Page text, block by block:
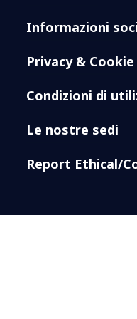
Informazioni
Privacy &
Condizioni di
Le nostre sedi
Report Ethical/